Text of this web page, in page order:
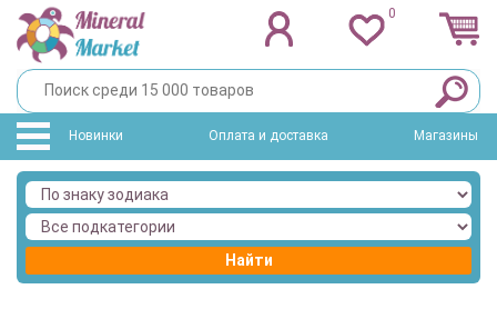
0
Новинки Оплата и доставка Магазины
Найти